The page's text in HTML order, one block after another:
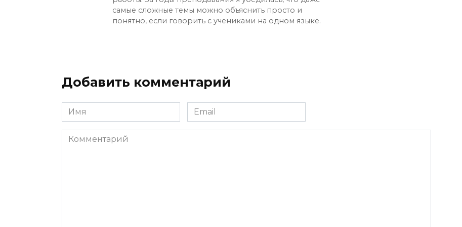
самые сложные темы можно объяснить просто и
понятно, если говорить с учениками на одном языке.
Добавить комментарий
Имя
*
Email
*
Комментарий